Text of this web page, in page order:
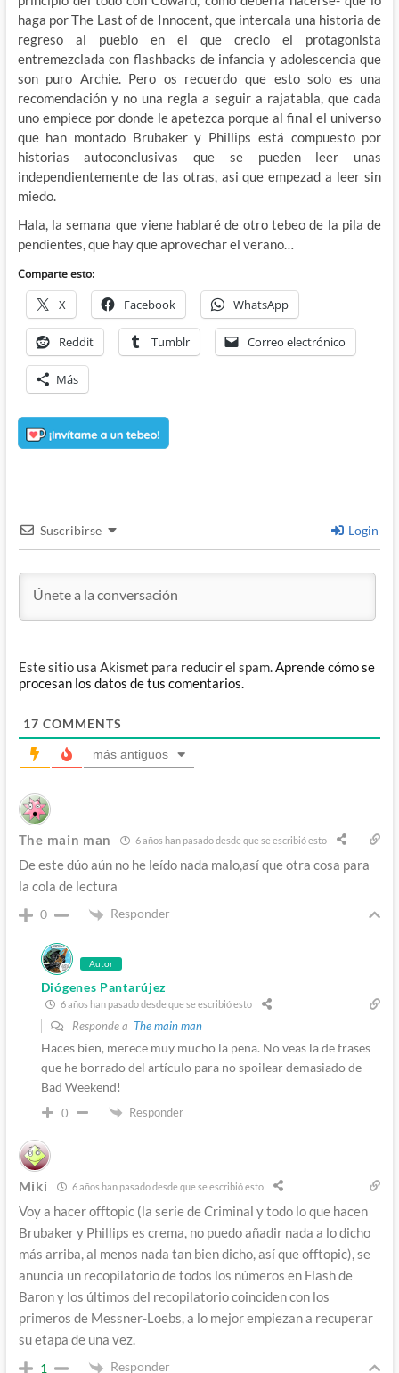
haga por The Last of de Innocent, que intercala una historia de
regreso al pueblo en el que crecio el protagonista
entremezclada con flashbacks de infancia y adolescencia que
son puro Archie. Pero os recuerdo que esto solo es una
recomendación y no una regla a seguir a rajatabla, que cada
uno empiece por donde le apetezca porque al final el universo
que han montado Brubaker y Phillips está compuesto por
historias autoconclusivas que se pueden leer unas
independientemente de las otras, asi que empezad a leer sin
miedo.
Hala, la semana que viene hablaré de otro tebeo de la pila de
pendientes, que hay que aprovechar el verano…
Comparte esto:
X Facebook WhatsApp
Reddit Tumblr Correo electrónico
Más
Suscribirse Login
Este sitio usa Akismet para reducir el spam.Aprende cómo se
procesan los datos de tus comentarios.
17 COMMENTS
más antiguos
The main man 6 años han pasado desde que se escribió esto
De este dúo aún no he leído nada malo,así que otra cosa para
la cola de lectura
0 Responder
Autor
Diógenes Pantarújez
6 años han pasado desde que se escribió esto
Responde a The main man
Haces bien, merece muy mucho la pena. No veas la de frases
que he borrado del artículo para no spoilear demasiado de
Bad Weekend!
0 Responder
Miki 6 años han pasado desde que se escribió esto
Voy a hacer offtopic (la serie de Criminal y todo lo que hacen
Brubaker y Phillips es crema, no puedo añadir nada a lo dicho
más arriba, al menos nada tan bien dicho, así que offtopic), se
anuncia un recopilatorio de todos los números en Flash de
Baron y los últimos del recopilatorio coinciden con los
primeros de Messner-Loebs, a lo mejor empiezan a recuperar
su etapa de una vez.
1 Responder